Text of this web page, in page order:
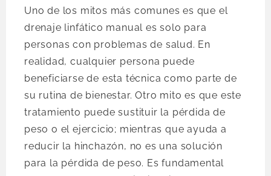
Uno de los mitos más comunes es que el
drenaje linfático manual es solo para
personas con problemas de salud. En
realidad, cualquier persona puede
beneficiarse de esta técnica como parte de
su rutina de bienestar. Otro mito es que este
tratamiento puede sustituir la pérdida de
peso o el ejercicio; mientras que ayuda a
reducir la hinchazón, no es una solución
para la pérdida de peso. Es fundamental